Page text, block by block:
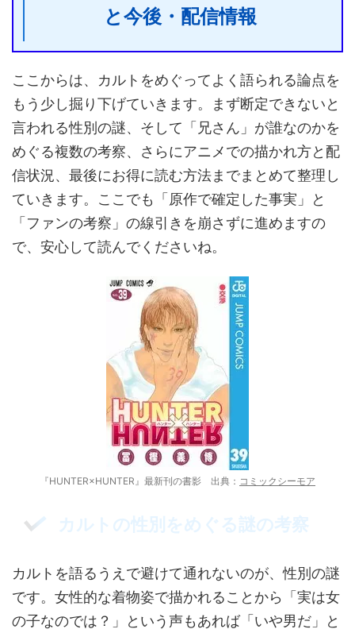
と今後・配信情報
ここからは、カルトをめぐってよく語られる論点を
もう少し掘り下げていきます。まず断定できないと
言われる性別の謎、そして「兄さん」が誰なのかを
めぐる複数の考察、さらにアニメでの描かれ方と配
信状況、最後にお得に読む方法までまとめて整理し
ていきます。ここでも「原作で確定した事実」と
「ファンの考察」の線引きを崩さずに進めますの
で、安心して読んでくださいね。
『HUNTER×HUNTER』最新刊の書影 出典： コミックシーモア
カルトの性別をめぐる謎の考察
カルトを語るうえで避けて通れないのが、性別の謎
です。女性的な着物姿で描かれることから「実は女
の子なのでは？」という声もあれば「いや男だ」と